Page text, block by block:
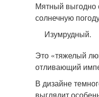
Мятный выгодно
солнечную
Изумрудный.
Это «тяжелый
отливающий
В дизайне